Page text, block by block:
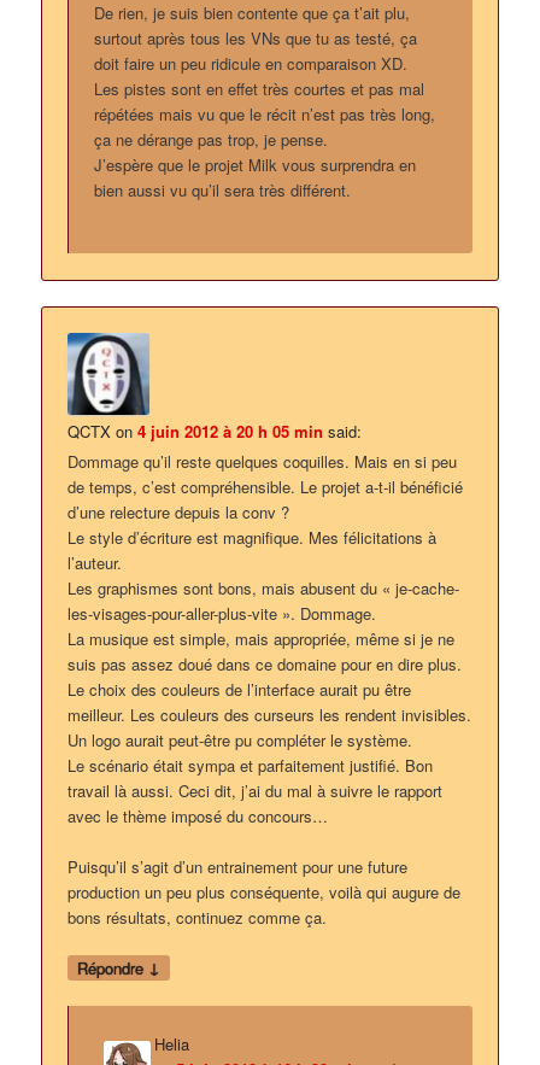
De rien, je suis bien contente que ça t’ait plu,
surtout après tous les VNs que tu as testé, ça
doit faire un peu ridicule en comparaison XD.
Les pistes sont en effet très courtes et pas mal
répétées mais vu que le récit n’est pas très long,
ça ne dérange pas trop, je pense.
J’espère que le projet Milk vous surprendra en
bien aussi vu qu’il sera très différent.
QCTX on4 juin 2012 à 20 h 05 min said:
Dommage qu’il reste quelques coquilles. Mais en si peu
de temps, c’est compréhensible. Le projet a-t-il bénéficié
d’une relecture depuis la conv ?
Le style d’écriture est magnifique. Mes félicitations à
l’auteur.
Les graphismes sont bons, mais abusent du « je-cache-
les-visages-pour-aller-plus-vite ». Dommage.
La musique est simple, mais appropriée, même si je ne
suis pas assez doué dans ce domaine pour en dire plus.
Le choix des couleurs de l’interface aurait pu être
meilleur. Les couleurs des curseurs les rendent invisibles.
Un logo aurait peut-être pu compléter le système.
Le scénario était sympa et parfaitement justifié. Bon
travail là aussi. Ceci dit, j’ai du mal à suivre le rapport
avec le thème imposé du concours…
Puisqu’il s’agit d’un entrainement pour une future
production un peu plus conséquente, voilà qui augure de
bons résultats, continuez comme ça.
Répondre ↓
Helia